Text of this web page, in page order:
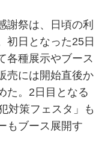
祭は、日頃の利
初日となった25日
各種展示やブース
売には開始直後か
た。2日目となる
対策フェスタ」も
もブース展開す